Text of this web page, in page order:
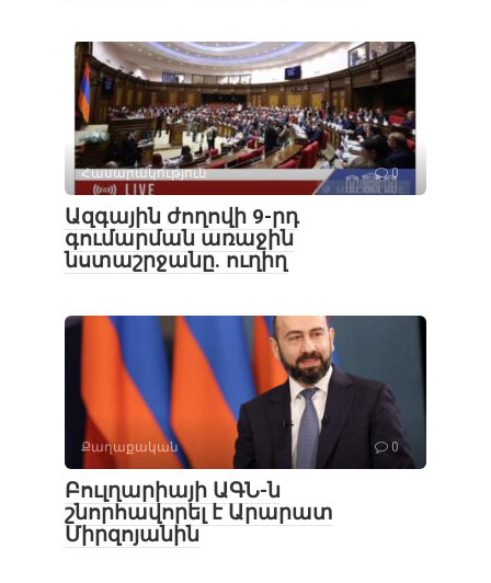
Հասարակություն 0
Ազգային ժողովի 9-րդ
գումարման առաջին
նստաշրջանը. ուղիղ
Քաղաքական 0
Բուլղարիայի ԱԳՆ-ն
շնորհավորել է Արարատ
Միրզոյանին